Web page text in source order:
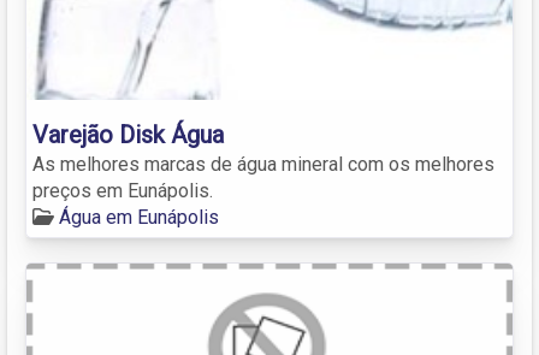
Varejão Disk Água
As melhores marcas de água mineral com os melhores
preços em Eunápolis.
Água em Eunápolis